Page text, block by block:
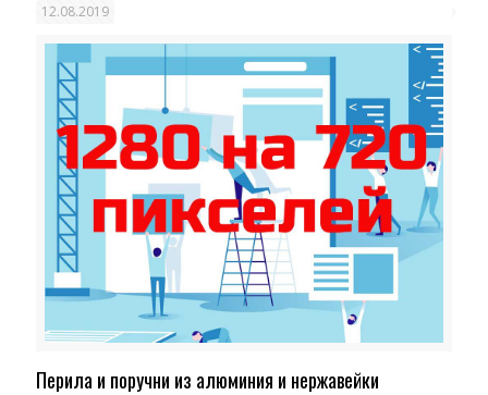
12.08.2019
Перила и поручни из алюминия и нержавейки